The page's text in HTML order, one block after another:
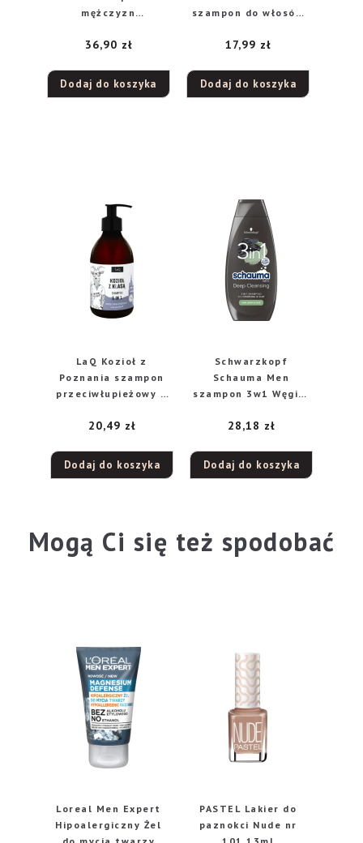
mężczyzn
36,90 zł
Dodaj do koszyka
szampon do włosów
17,99 zł
Dodaj do koszyka
LaQ Kozioł z
Poznania szampon
przeciwłupieżowy 1
300 ml
20,49 zł
Dodaj do koszyka
Schwarzkopf
Schauma Men
szampon 3w1 Węgiel
28,18 zł
Dodaj do koszyka
Mogą Ci się też spodobać
Loreal Men Expert
Hipoalergiczny Żel
PASTEL Lakier do
paznokci Nude nr